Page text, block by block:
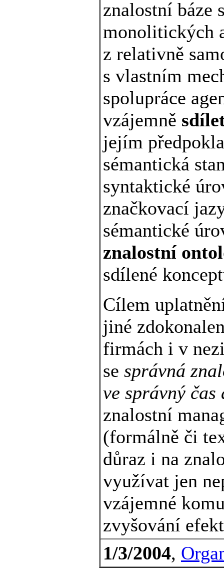
znalostní báze
monolitických
z relativně
s vlastním
spolupráce
vzájemně
jejím
sémantická
syntaktické
značkovací
sémantické
znalostní
sdílené
Cílem
jiné
firmách i v
se správná
ve správný čas
znalostní
(formálně či
důraz i na
využívat jen
vzájemné
zvyšování
1/3/2004,